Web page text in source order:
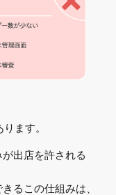
ます。
出店を許される
るこの仕組みは、